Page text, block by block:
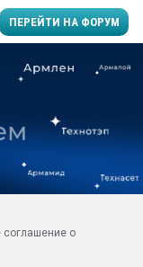
ПЕРЕЙТИ НА ФОРУМ
умельцы изготовили
колонок полностью из
Продажа готового
производство SPC
29.07.2026 ФРП помог
соглашение о